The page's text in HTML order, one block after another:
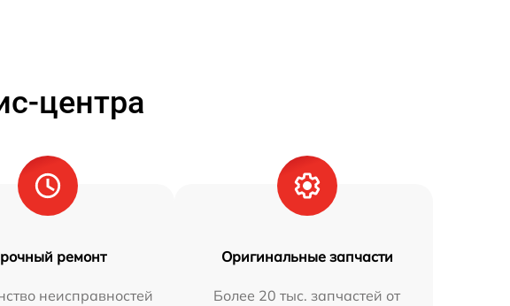
центра
ремонт
неисправностей
Оригинальные запчасти
Более 20 тыс. запчастей от